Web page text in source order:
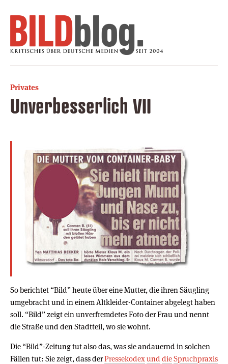
Privates
Unverbesserlich VII
So berichtet “Bild” heute über eine Mutter, die ihren Säugling
umgebracht und in einem Altkleider-Container abgelegt haben
soll. “Bild” zeigt ein unverfremdetes Foto der Frau und nennt
die Straße und den Stadtteil, wo sie wohnt.
Die “Bild”-Zeitung tut also das, was sie andauernd in solchen
Fällen tut: Sie zeigt, dass derPressekodexund dieSpruchpraxis